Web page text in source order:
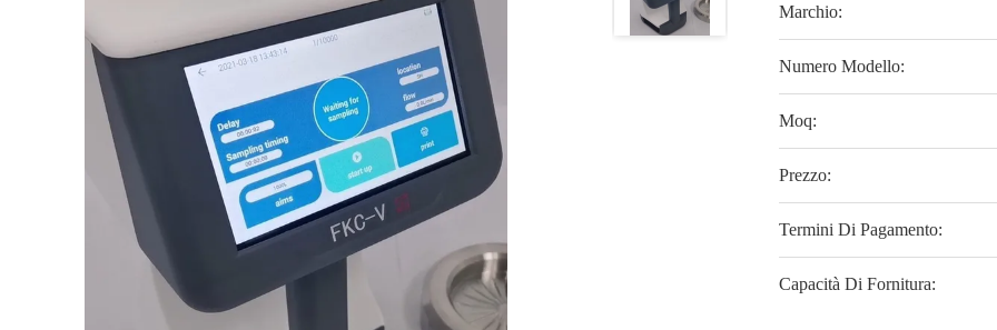
Marchio:
Numero Modello:
Moq:
Prezzo:
Termini Di Pagamento:
Capacità Di Fornitura: